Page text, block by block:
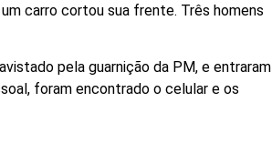
carro cortou sua frente. Três homens
pela guarnição da PM, e entraram
foram encontrado o celular e os